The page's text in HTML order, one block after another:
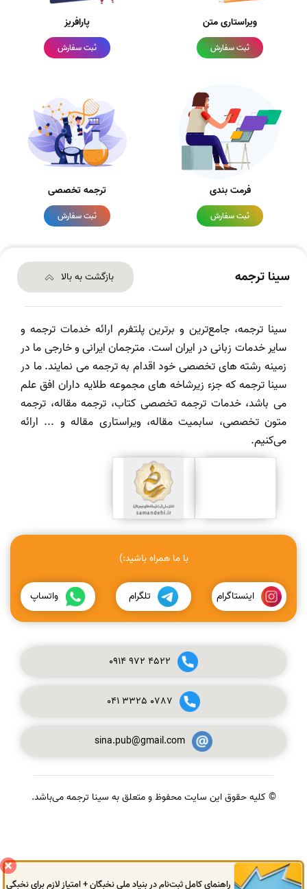
ویراستاری متن
ثبت سفارش
پارافریز
ثبت سفارش
فرمت بندی
ثبت سفارش
ترجمه تخصصی
ثبت سفارش
سینا ترجمه بازگشت به بالا
سینا ترجمه، جامع‌ترین و برترین پلتفرم ارائه خدمات ترجمه و
سایر خدمات زبانی در ایران است. مترجمان ایرانی و خارجی ما در
زمینه رشته های تخصصی خود اقدام به ترجمه می نمایند. ما در
سینا ترجمه که جزء زیرشاخه های مجموعه طلایه داران افق علم
می باشد، خدمات ترجمه تخصصی کتاب، ترجمه مقاله، ترجمه
متون تخصصی، سابمیت مقاله، ویراستاری مقاله و ... ارائه
می‌کنیم.
با ما همراه باشید:)
اینستاگرام تلگرام واتساپ
0914972 4522
041 3325 0787
sina.pub@gmail.com
© کلیه حقوق این سایت محفوظ و متعلق به سینا ترجمه می‌باشد.
راهنمای کامل ثبت‌نام در بنیاد ملی نخبگان + امتیاز لازم برای نخبگی
گفتگوی آنلاین